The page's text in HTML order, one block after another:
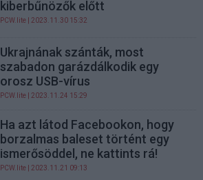
kiberbűnözők előtt
PCW.lite | 2023.11.30 15:32
Ukrajnának szánták, most
szabadon garázdálkodik egy
orosz USB-vírus
PCW.lite | 2023.11.24 15:29
Ha azt látod Facebookon, hogy
borzalmas baleset történt egy
ismerősöddel, ne kattints rá!
PCW.lite | 2023.11.21 09:13